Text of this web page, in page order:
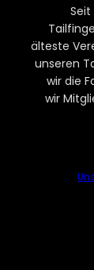
älteste
unseren
wir die
wir